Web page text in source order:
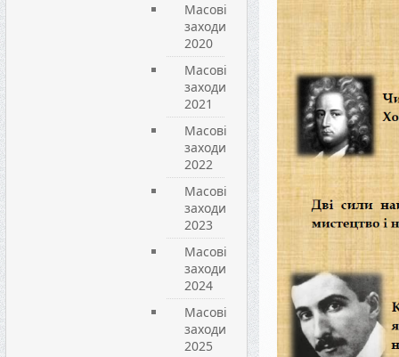
Масові
заходи
2020
Масові
заходи
2021
Масові
заходи
2022
Масові
заходи
2023
Масові
заходи
2024
Масові
заходи
2025